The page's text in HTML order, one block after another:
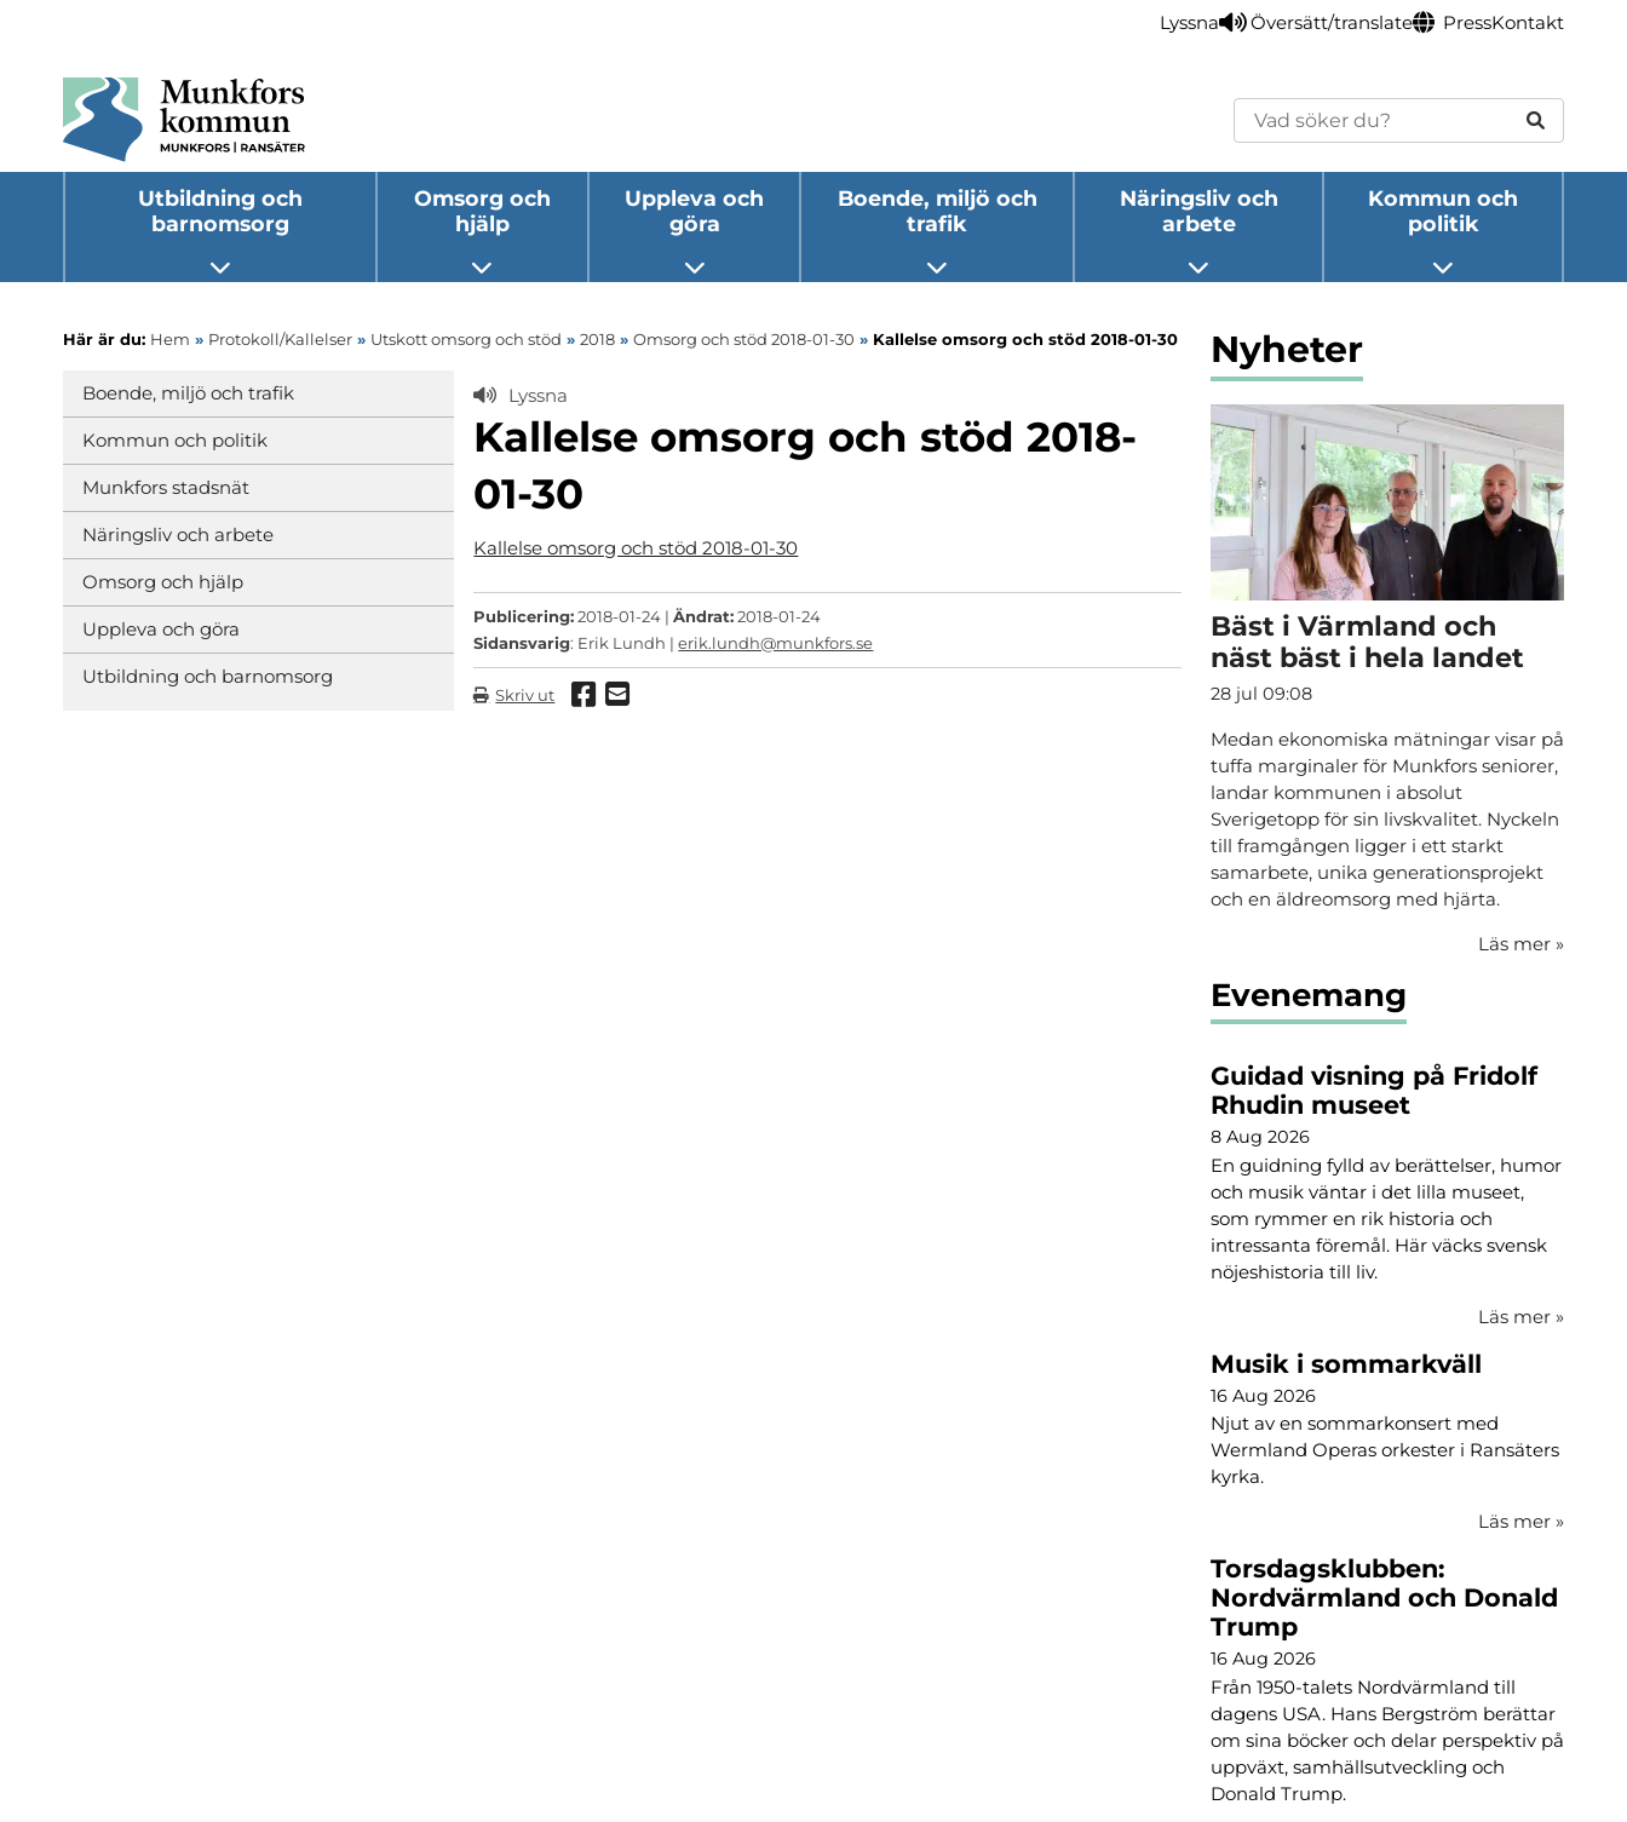
Lyssna Översätt/translate PressKontakt
Sök
Utbildning och
barnomsorg
Öppna undermeny
Omsorg och
hjälp
Öppna undermeny
Uppleva och
göra
Öppna undermeny
Boende, miljö och
trafik
Öppna undermeny
Näringsliv och
arbete
Öppna undermeny
Kommun och
politik
Öppna undermeny
Här är du: Hem » Protokoll/Kallelser » Utskott omsorg och stöd » 2018 » Omsorg och stöd 2018-01-30 » Kallelse omsorg och stöd 2018-01-30
Boende, miljö och trafik
Kommun och politik
Munkfors stadsnät
Näringsliv och arbete
Omsorg och hjälp
Uppleva och göra
Utbildning och barnomsorg
Lyssna
Kallelse omsorg och stöd 2018-
01-30
Kallelse omsorg och stöd 2018-01-30
Publicering:2018-01-24 |Ändrat:2018-01-24
Sidansvarig: Erik Lundh |erik.lundh@munkfors.se
Skriv ut Dela via Facebook
Dela via mail
Nyheter
Bäst i Värmland och
näst bäst i hela landet
28 jul 09:08
Medan ekonomiska mätningar visar på
tuffa marginaler för Munkfors seniorer,
landar kommunen i absolut
Sverigetopp för sin livskvalitet. Nyckeln
till framgången ligger i ett starkt
samarbete, unika generationsprojekt
och en äldreomsorg med hjärta.
Läs mer »
Evenemang
Guidad visning på Fridolf
Rhudin museet
8 Aug 2026
En guidning fylld av berättelser, humor
och musik väntar i det lilla museet,
som rymmer en rik historia och
intressanta föremål. Här väcks svensk
nöjeshistoria till liv.
Läs mer »
Musik i sommarkväll
16 Aug 2026
Njut av en sommarkonsert med
Wermland Operas orkester i Ransäters
kyrka.
Läs mer »
Torsdagsklubben:
Nordvärmland och Donald
Trump
16 Aug 2026
Från 1950-talets Nordvärmland till
dagens USA. Hans Bergström berättar
om sina böcker och delar perspektiv på
uppväxt, samhällsutveckling och
Donald Trump.